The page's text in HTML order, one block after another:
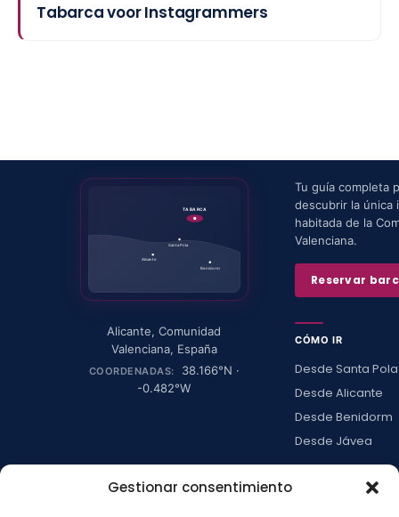
Gestionar consentimiento
Tabarca voor Instagrammers
TABARCA
Santa Pola
Alicante
Benidorm
Alicante,Comunidad
Valenciana, España
COORDENADAS: 38.166°N ·
-0.482°W
Tu guía completa
descubrir la única
habitada de la
Valenciana.
Reservar
CÓMO IR
Desde Santa Pola
Desde Alicante
Desde Benidorm
Desde Jávea